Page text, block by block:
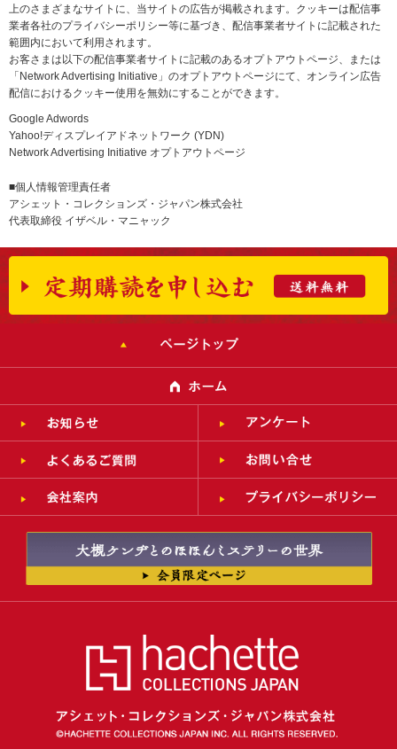
上のさまざまなサイトに、当サイトの広告が掲載されます。クッキーは配信事
業者各社のプライバシーポリシー等に基づき、配信事業者サイトに記載された
範囲内において利用されます。
お客さまは以下の配信事業者サイトに記載のあるオプトアウトページ、または
「Network Advertising Initiative」のオプトアウトページにて、オンライン広告
配信におけるクッキー使用を無効にすることができます。
Google Adwords
Yahoo!ディスプレイアドネットワーク (YDN)
Network Advertising Initiative オプトアウトページ
■個人情報管理責任者
アシェット・コレクションズ・ジャパン株式会社
代表取締役 イザベル・マニャック